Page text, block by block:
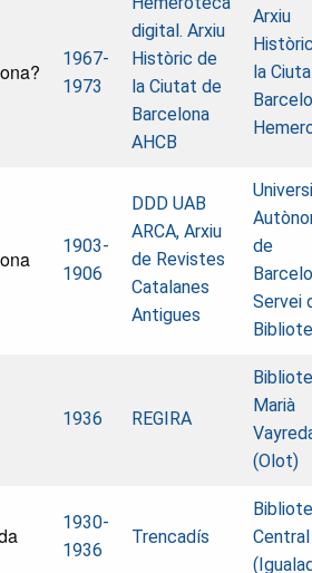
1967-
1973
digital. Arxiu
Històric de
la Ciutat de
Barcelona
AHCB
Arxiu
la
1903-
1906
DDD UAB
ARCA, Arxiu
de Revistes
Catalanes
Antigues
de
Servei
1936 REGIRA
Marià
(Olot)
1930-
1936
Trencadís
Central